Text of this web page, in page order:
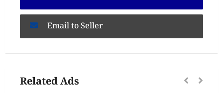
Email to Seller
Related Ads